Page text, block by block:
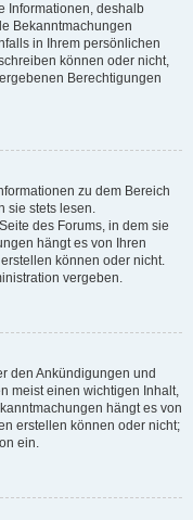
Informationen, deshalb
Bekanntmachungen
in Ihrem persönlichen
können oder nicht,
Berechtigungen
zu dem Bereich
sie stets lesen.
des Forums, in dem sie
hängt es von Ihren
können oder nicht.
vergeben.
den Ankündigungen und
meist einen wichtigen Inhalt,
hängt es von
erstellen können oder nicht;
ein.